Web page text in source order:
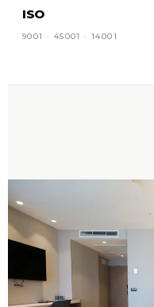
ISO
9001 · 45001 · 14001